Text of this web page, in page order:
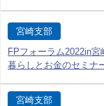
宮崎支部
FPフォーラム2022in宮
暮らしとお金のセミナ
宮崎支部